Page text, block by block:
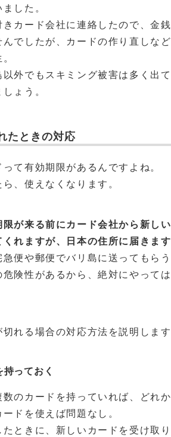
した。
カード会社に連絡したので、金
でしたが、カードの作り直しな
以外でもスキミング被害は多く出
ょう。
たときの対応
て有効期限があるんですよね。
、使えなくなります。
限が来る前にカード会社から新し
れますが、日本の住所に届きま
便や郵便でバリ島に送ってもら
険性があるから、絶対にやって
れる場合の対応方法を説明しま
っておく
のカードを持っていれば、どれ
ドを使えば問題なし。
たときに、新しいカードを受け取